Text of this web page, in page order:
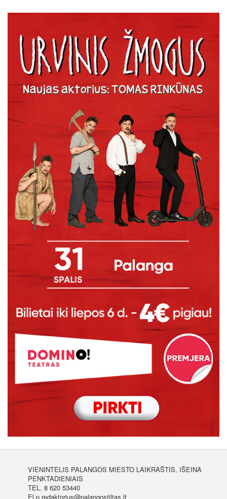
VIENINTELIS PALANGOS MIESTO LAIKRAŠTIS, IŠEINA
PENKTADIENIAIS
TEL. 8 620 53440
El.p redaktorius@palangostiltas.lt